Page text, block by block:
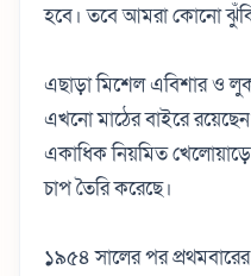
হবে। তবে আমরা কোনো ঝুঁকি
এছাড়া মিশেল এবিশার ও
এখনো মাঠের বাইরে
একাধিক নিয়মিত
চাপ তৈরি করেছে।
১৯৫৪ সালের পর